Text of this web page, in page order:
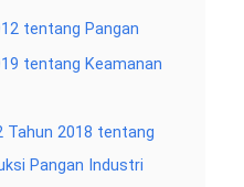
tentang Pangan
tentang Keamanan
Tahun 2018 tentang
Pangan Industri